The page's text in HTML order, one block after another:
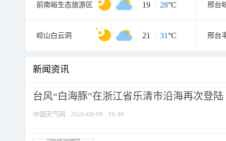
前南峪生态旅游区 19 / 28°C
崆山白云洞 21 / 31°C 邢台
新闻资讯
台风“白海豚”在浙江省乐清市沿海再次登陆
中国天气网 2026-08-09 18:48